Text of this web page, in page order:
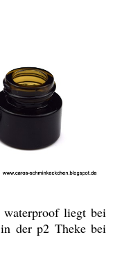
liegt bei
der p2 Theke bei